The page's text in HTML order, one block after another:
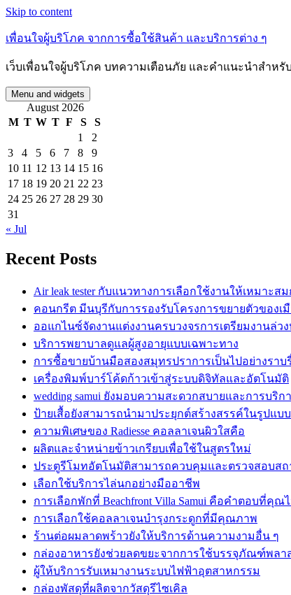
Skip to content
เพื่อนใจผู้บริโภค จากการซื้อใช้สินค้า และบริการต่าง ๆ
เว็บเพื่อนใจผู้บริโภค บทความเตือนภัย และคำแนะนำสำหรั
Menu and widgets
August 2026
M T W T F S
S
1
2
3
4 5 6 7 8
9
10 11 12 13 14 15 16
17 18 19 20 21 22 23
24 25 26 27 28 29 30
31
« Jul
Recent Posts
Air leak tester กับแนวทางการเลือกใช้งานให้เหมาะส
คอนกรีต มีนบุรีกับการรองรับโครงการขยายตัวของเมื
ออแกไนซ์จัดงานแต่งงานครบวงจรการเตรียมงานล่ว
บริการพยาบาลดูแลผู้สูงอายุแบบเฉพาะทาง
การซื้อขายบ้านมือสองสมุทรปราการเป็นไปอย่างราบ
เครื่องพิมพ์บาร์โค้ดก้าวเข้าสู่ระบบดิจิทัลและอัตโนมัติ
wedding samui ยังมอบความสะดวกสบายและการบริก
ป้ายเสื้อยังสามารถนำมาประยุกต์สร้างสรรค์ในรูปแบ
ความพิเศษของ Radiesse คอลลาเจนผิวใสคือ
ผลิตและจำหน่ายข้าวเกรียบเพื่อใช้ในสูตรใหม่
ประตูรีโมทอัตโนมัติสามารถควบคุมและตรวจสอบสถ
เลือกใช้บริการไล่นกอย่างมืออาชีพ
การเลือกพักที่ Beachfront Villa Samui คือคำตอบที่คุ
การเลือกใช้คอลลาเจนบำรุงกระดูกที่มีคุณภาพ
ร้านต่อผมลาดพร้าวยังให้บริการด้านความงามอื่น ๆ
กล่องอาหารยังช่วยลดขยะจากการใช้บรรจุภัณฑ์พลา
ผู้ให้บริการรับเหมางานระบบไฟฟ้าอุตสาหกรรม
กล่องพัสดุที่ผลิตจากวัสดุรีไซเคิล